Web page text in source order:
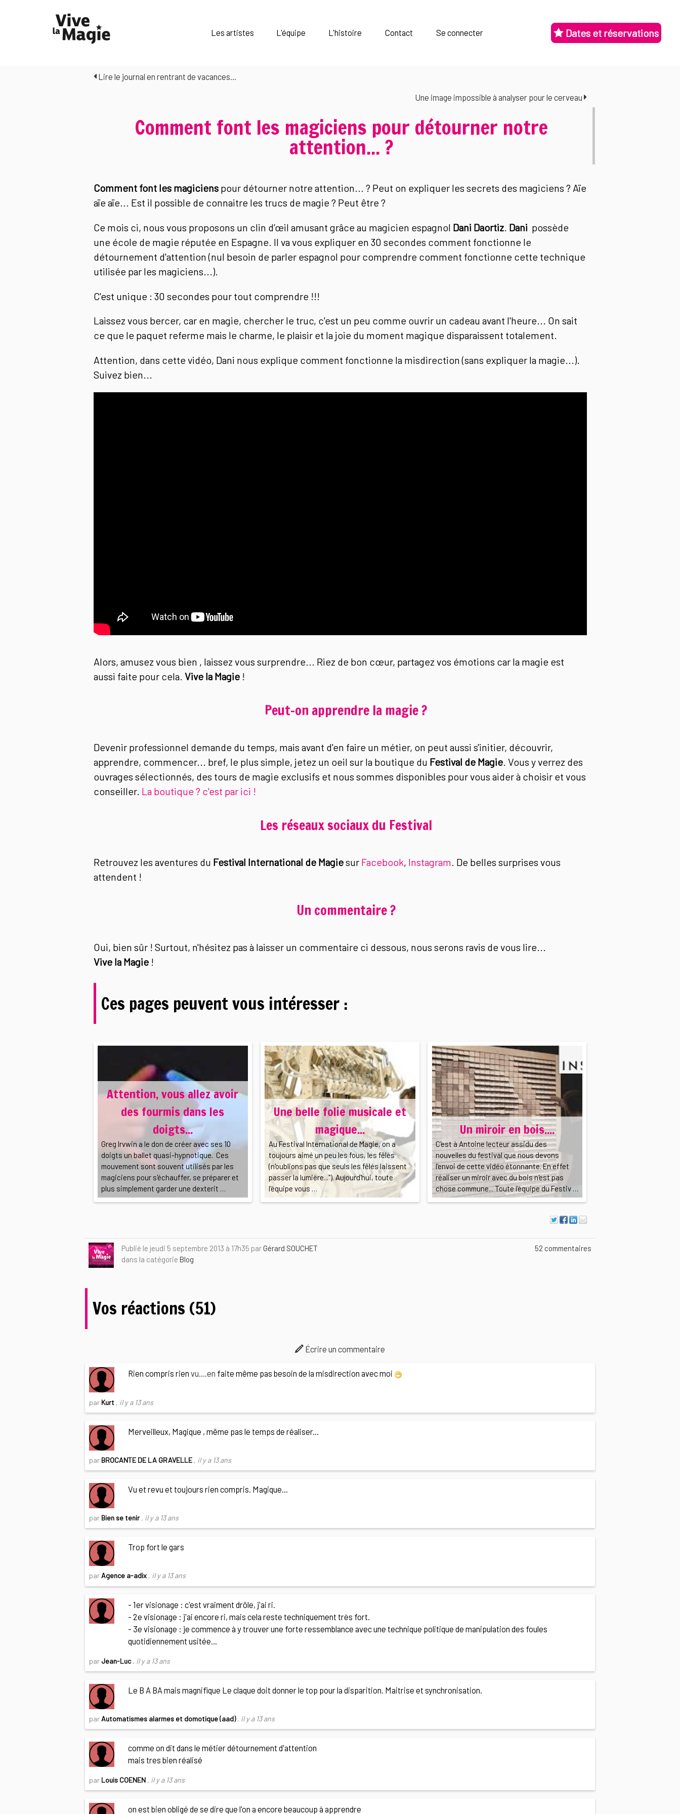
Les artistes L'équipe L'histoire Contact Se connecter Dates et réservations
Lire le journal en rentrant de vacances...
Une image impossible à analyser pour le cerveau
Comment font les magiciens pour détourner notre
attention... ?
Comment font les magicienspour détourner notre attention... ? Peut on expliquer les secrets des magiciens ? Aïe
aïe aïe... Est il possible de connaitre les trucs de magie ? Peut être ?
Ce mois ci, nous vous proposons un clin d’œil amusant grâce au magicien espagnol Dani Daortiz. Dani possède
une école de magie réputée en Espagne. Il va vous expliquer en 30 secondes comment fonctionne le
détournement d'attention (nul besoin de parler espagnol pour comprendre comment fonctionne cette technique
utilisée par les magiciens...).
C'est unique : 30 secondes pour tout comprendre !!!
Laissez vous bercer, car en magie, chercher le truc, c'est un peu comme ouvrir un cadeau avant l'heure... On sait
ce que le paquet referme mais le charme, le plaisir et la joie du moment magique disparaissent totalement.
Attention, dans cette vidéo, Dani nous explique comment fonctionne la misdirection (sans expliquer la magie...).
Suivez bien...
Alors, amusez vous bien , laissez vous surprendre... Riez de bon cœur, partagez vos émotions car la magie est
aussi faite pour cela. Vive la Magie!
Peut-on apprendre la magie ?
Devenir professionnel demande du temps, mais avant d'en faire un métier, on peut aussi s'initier, découvrir,
apprendre, commencer... bref, le plus simple, jetez un oeil sur la boutique du Festival de Magie. Vous y verrez des
ouvrages sélectionnés, des tours de magie exclusifs et nous sommes disponibles pour vous aider à choisir et vous
conseiller. La boutique ? c'est par ici !
Les réseaux sociaux du Festival
Retrouvez les aventures du Festival International de Magiesur Facebook, Instagram . De belles surprises vous
attendent !
Un commentaire ?
Oui, bien sûr ! Surtout, n'hésitez pas à laisser un commentaire ci dessous, nous serons ravis de vous lire...
Vive la Magie!
Ces pages peuvent vous intéresser :
Attention, vous allez avoir
des fourmis dans les
doigts...
Greg Irvwin a le don de créer avec ses 10
doigts un ballet quasi-hypnotique. Ces
mouvement sont souvent utilisés par les
magiciens pour s'échauffer, se préparer et
plus simplement garder une dexterit …
Une belle folie musicale et
magique...
Au Festival International de Magie, on a
toujours aimé un peu les fous, les fêlés
(n'oublions pas que seuls les fêlés laissent
passer la lumière..."). Aujourd'hui, toute
l'équipe vous …
Un miroir en bois....
C'est à Antoine lecteur assidu des
nouvelles du festival que nous devons
l'envoi de cette vidéo étonnante. En effet
réaliser un miroir avec du bois n'est pas
chose commune... Toute l'équipe du Festiv …
Publié le jeudi 5 septembre 2013 à 17h35 par Gérard SOUCHET
dans la catégorie Blog
52 commentaires
Vos réactions (51)
Écrire un commentaire
Rien compris rien vu....en faite même pas besoin de la misdirection avec moi
par Kurt , il y a 13 ans
Merveilleux, Magique , même pas le temps de réaliser...
par BROCANTE DE LA GRAVELLE , il y a 13 ans
Vu et revu et toujours rien compris. Magique...
par Bien se tenir, il y a 13 ans
Trop fort le gars
parAgence a-adix , il y a 13 ans
- 1er visionage : c'est vraiment drôle, j'ai ri.
- 2e visionage : j'ai encore ri, mais cela reste techniquement très fort.
- 3e visionage : je commence à y trouver une forte ressemblance avec une technique politique de manipulation des foules
quotidiennement usitée...
par Jean-Luc, il y a 13 ans
Le B A BA mais magnifique Le claque doit donner le top pour la disparition. Maitrise et synchronisation.
parAutomatismes alarmes et domotique (aad), il y a 13 ans
comme on dit dans le métier détournement d'attention
mais tres bien réalisé
par Louis COENEN , il y a 13 ans
on est bien obligé de se dire que l'on a encore beaucoup à apprendre